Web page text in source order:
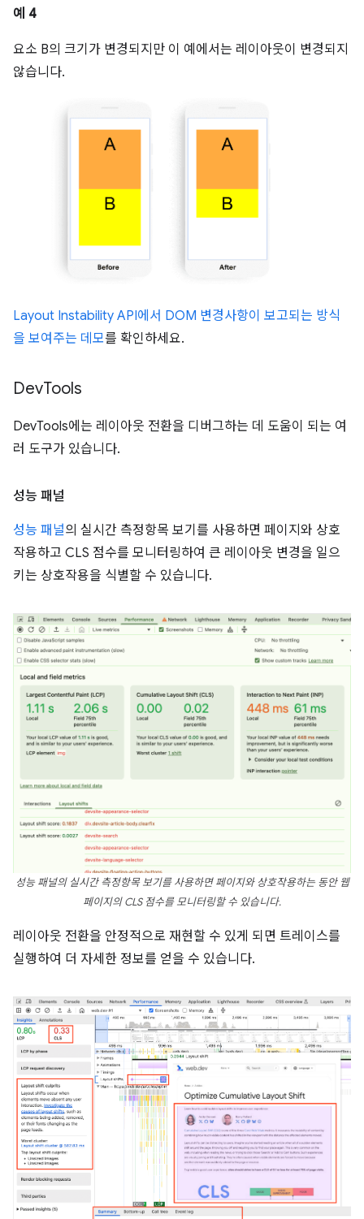
예 4
요소 B의 크기가 변경되지만 이 예에서는 레이아웃이 변경되지
않습니다.
Layout Instability API에서 DOM 변경사항이 보고되는 방식
을 보여주는 데모를 확인하세요.
DevTools
DevTools에는 레이아웃 전환을 디버그하는 데 도움이 되는 여
러 도구가 있습니다.
성능 패널
성능 패널의 실시간 측정항목 보기를 사용하면 페이지와 상호
작용하고 CLS 점수를 모니터링하여 큰 레이아웃 변경을 일으
키는 상호작용을 식별할 수 있습니다.
성능 패널의 실시간 측정항목 보기를 사용하면 페이지와 상호작용하는 동안 웹
페이지의 CLS 점수를 모니터링할 수 있습니다.
레이아웃 전환을 안정적으로 재현할 수 있게 되면 트레이스를
실행하여 더 자세한 정보를 얻을 수 있습니다.